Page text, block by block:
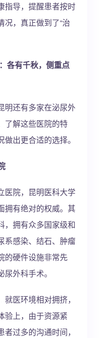
指导，提醒患者按时
况，真正做到了“治
各有千秋，侧重点
明还有多家在泌尿外
了解这些医院的特
出更合适的选择。
医院，昆明医科大学
拥有绝对的权威。其
，拥有众多国家级和
系感染、结石、肿瘤
的硬件设施非常先
外科手术。
医环境相对拥挤，
验上，由于资源紧
过多的沟通时间，